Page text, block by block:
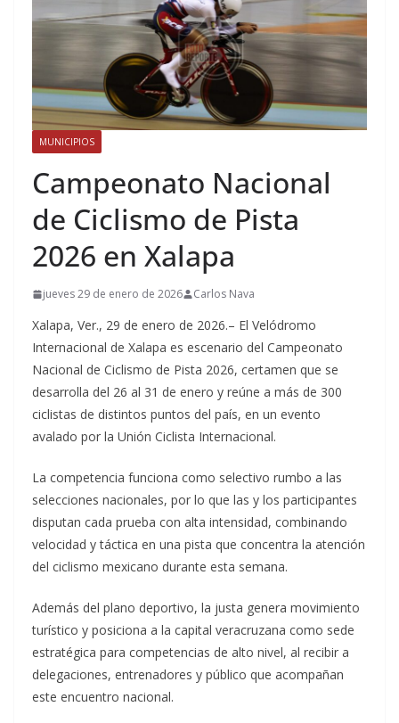
MUNICIPIOS
Campeonato Nacional
de Ciclismo de Pista
2026 en Xalapa
jueves 29 de enero de 2026 Carlos Nava
Xalapa, Ver., 29 de enero de 2026.– El Velódromo
Internacional de Xalapa es escenario del Campeonato
Nacional de Ciclismo de Pista 2026, certamen que se
desarrolla del 26 al 31 de enero y reúne a más de 300
ciclistas de distintos puntos del país, en un evento
avalado por la Unión Ciclista Internacional.
La competencia funciona como selectivo rumbo a las
selecciones nacionales, por lo que las y los participantes
disputan cada prueba con alta intensidad, combinando
velocidad y táctica en una pista que concentra la atención
del ciclismo mexicano durante esta semana.
Además del plano deportivo, la justa genera movimiento
turístico y posiciona a la capital veracruzana como sede
estratégica para competencias de alto nivel, al recibir a
delegaciones, entrenadores y público que acompañan
este encuentro nacional.